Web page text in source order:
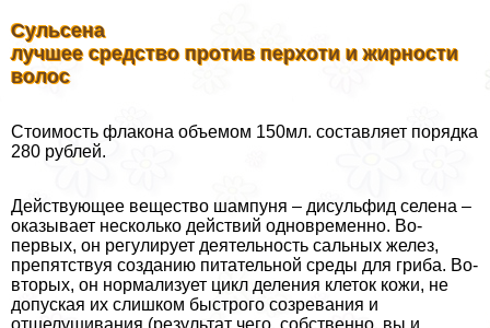
Сульсена
лучшее средство против перхоти и жирности
волос
Стоимость флакона объемом 150мл. составляет порядка
280 рублей.
Действующее вещество шампуня – дисульфид селена –
оказывает несколько действий одновременно. Во-
первых, он регулирует деятельность сальных желез,
препятствуя созданию питательной среды для гриба. Во-
вторых, он нормализует цикл деления клеток кожи, не
допуская их слишком быстрого созревания и